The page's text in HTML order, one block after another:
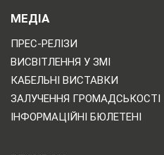
МЕДІА
ПРЕС-РЕЛІЗИ
ВИСВІТЛЕННЯ У ЗМІ
КАБЕЛЬНІ ВИСТАВКИ
ЗАЛУЧЕННЯ ГРОМАДСЬКОСТІ
ІНФОРМАЦІЙНІ БЮЛЕТЕНІ